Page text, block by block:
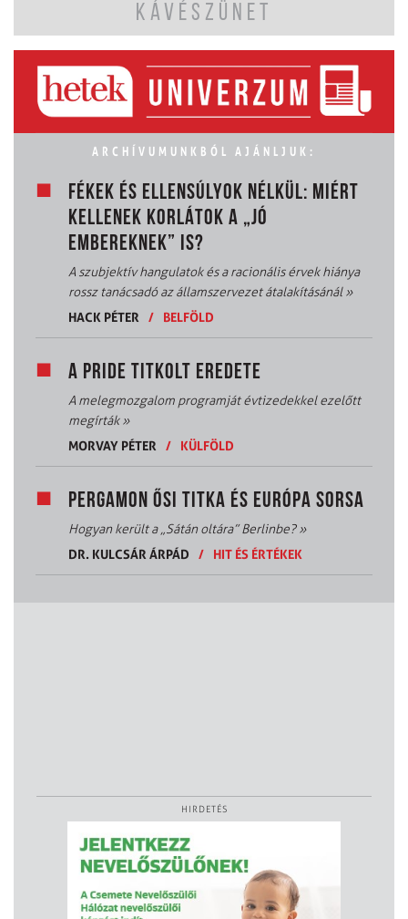
KÁVÉSZÜNET
ARCHÍVUMUNKBÓL AJÁNLJUK:
FÉKEK ÉS ELLENSÚLYOK NÉLKÜL: MIÉRT
KELLENEK KORLÁTOK A „JÓ
EMBEREKNEK” IS?
A szubjektív hangulatok és a racionális érvek hiánya
rossz tanácsadó az államszervezet átalakításánál»
HACK PÉTER
/ BELFÖLD
A PRIDE TITKOLT EREDETE
A melegmozgalom programját évtizedekkel ezelőtt
megírták»
MORVAY PÉTER
/ KÜLFÖLD
PERGAMON ŐSI TITKA ÉS EURÓPA SORSA
Hogyan került a „Sátán oltára” Berlinbe?»
DR. KULCSÁR ÁRPÁD
/ HIT ÉS ÉRTÉKEK
HIRDETÉS